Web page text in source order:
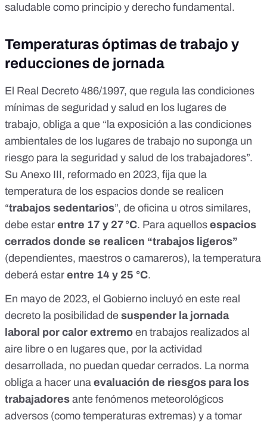
saludable como principio y derecho fundamental.
Temperaturas óptimas de trabajo y
reducciones de jornada
El Real Decreto 486/1997, que regula las condiciones
mínimas de seguridad y salud en los lugares de
trabajo, obliga a que “la exposición a las condiciones
ambientales de los lugares de trabajo no suponga un
riesgo para la seguridad y salud de los trabajadores”.
Su Anexo III, reformado en 2023, fija que la
temperatura de los espacios donde se realicen
“trabajos sedentarios”, de oficina u otros similares,
debe estar entre 17 y 27 °C. Para aquellos espacios
cerrados donde se realicen “trabajos ligeros”
(dependientes, maestros o camareros), la temperatura
deberá estar entre 14 y 25 °C.
En mayo de 2023, el Gobierno incluyó en este real
decreto la posibilidad de suspender la jornada
laboral por calor extremo en trabajos realizados al
aire libre o en lugares que, por la actividad
desarrollada, no puedan quedar cerrados. La norma
obliga a hacer una evaluación de riesgos para los
trabajadores ante fenómenos meteorológicos
adversos (como temperaturas extremas) y a tomar